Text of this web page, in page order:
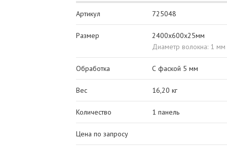
Артикул 725048
Размер
2400х600х25мм
Диаметр волокна: 1 мм
Обработка С фаской 5 мм
Вес 16,20 кг
Количество 1 панель
Цена по запросу